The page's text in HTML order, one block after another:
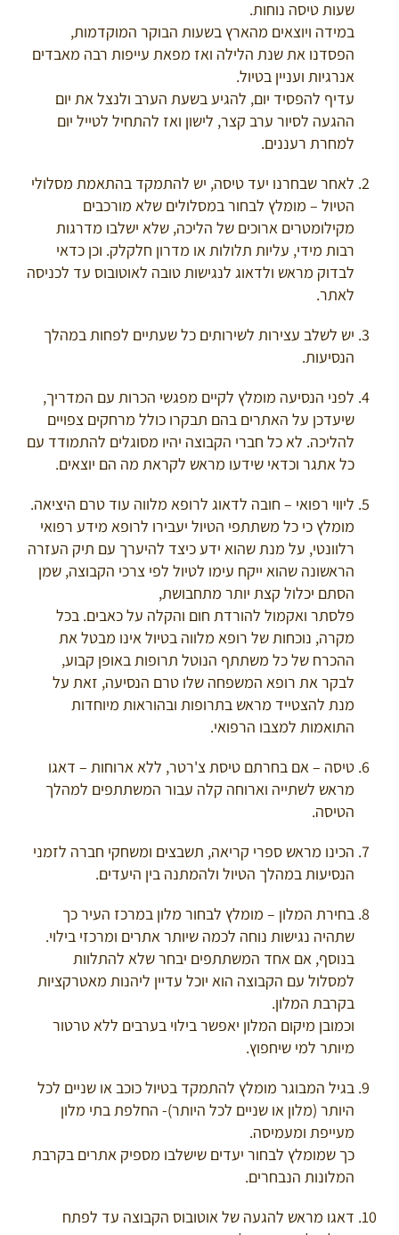
שעות טיסה נוחות.
במידה ויוצאים מהארץ בשעות הבוקר המוקדמות,
הפסדנו את שנת הלילה ואז מפאת עייפות רבה מאבדים
אנרגיות ועניין בטיול.
עדיף להפסיד יום, להגיע בשעת הערב ולנצל את יום
ההגעה לסיור ערב קצר, לישון ואז להתחיל לטייל יום
למחרת רעננים.
לאחר שבחרנו יעד טיסה, יש להתמקד בהתאמת מסלולי
הטיול – מומלץ לבחור במסלולים שלא מורכבים
מקילומטרים ארוכים של הליכה, שלא ישלבו מדרגות
רבות מידי, עליות תלולות או מדרון חלקלק. וכן כדאי
לבדוק מראש ולדאוג לנגישות טובה לאוטובוס עד לכניסה
לאתר.
יש לשלב עצירות לשירותים כל שעתיים לפחות במהלך
הנסיעות.
לפני הנסיעה מומלץ לקיים מפגשי הכרות עם המדריך,
שיעדכן על האתרים בהם תבקרו כולל מרחקים צפויים
להליכה. לא כל חברי הקבוצה יהיו מסוגלים להתמודד עם
כל אתגר וכדאי שידעו מראש לקראת מה הם יוצאים.
ליווי רפואי – חובה לדאוג לרופא מלווה עוד טרם היציאה.
מומלץ כי כל משתתפי הטיול יעבירו לרופא מידע רפואי
רלוונטי, על מנת שהוא ידע כיצד להיערך עם תיק העזרה
הראשונה שהוא ייקח עימו לטיול לפי צרכי הקבוצה, שמן
הסתם יכלול קצת יותר מתחבושת,
פלסתר ואקמול להורדת חום והקלה על כאבים. בכל
מקרה, נוכחות של רופא מלווה בטיול אינו מבטל את
ההכרח של כל משתתף הנוטל תרופות באופן קבוע,
לבקר את רופא המשפחה שלו טרם הנסיעה, זאת על
מנת להצטייד מראש בתרופות ובהוראות מיוחדות
התואמות למצבו הרפואי.
טיסה – אם בחרתם טיסת צ'רטר, ללא ארוחות – דאגו
מראש לשתייה וארוחה קלה עבור המשתתפים למהלך
הטיסה.
הכינו מראש ספרי קריאה, תשבצים ומשחקי חברה לזמני
הנסיעות במהלך הטיול ולהמתנה בין היעדים.
בחירת המלון – מומלץ לבחור מלון במרכז העיר כך
שתהיה נגישות נוחה לכמה שיותר אתרים ומרכזי בילוי.
בנוסף, אם אחד המשתתפים יבחר שלא להתלוות
למסלול עם הקבוצה הוא יוכל עדיין ליהנות מאטרקציות
בקרבת המלון.
וכמובן מיקום המלון יאפשר בילוי בערבים ללא טרטור
מיותר למי שיחפוץ.
בגיל המבוגר מומלץ להתמקד בטיול כוכב או שניים לכל
היותר (מלון או שניים לכל היותר)- החלפת בתי מלון
מעייפת ומעמיסה.
כך שמומלץ לבחור יעדים שישלבו מספיק אתרים בקרבת
המלונות הנבחרים.
דאגו מראש להגעה של אוטובוס הקבוצה עד לפתח